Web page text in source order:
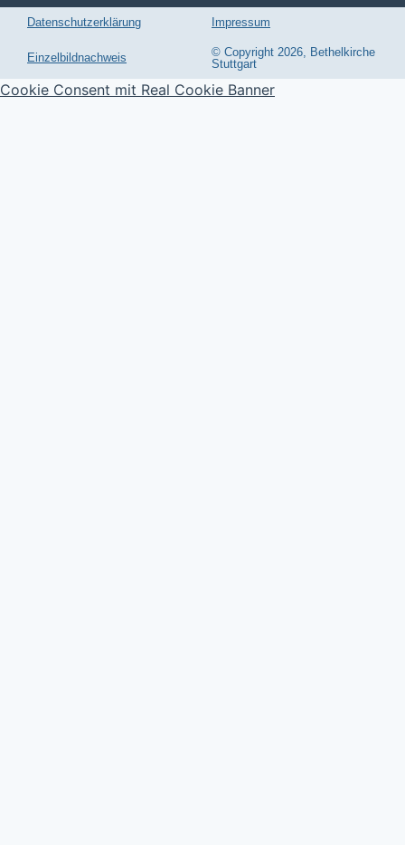
Datenschutzerklärung Impressum
Einzelbildnachweis
© Copyright 2026, Bethelkirche
Stuttgart
Cookie Consent mit Real Cookie Banner